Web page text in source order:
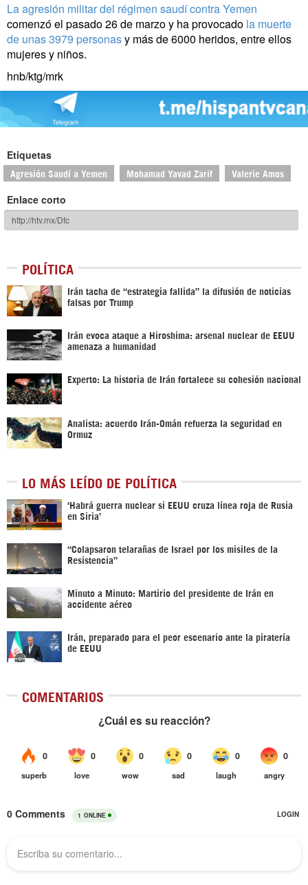
La agresión militar del régimen saudí contra Yemen
comenzó el pasado 26 de marzoy ha provocado la muerte
de unas 3979 personasy más de 6000 heridos, entre ellos
mujeres y niños.
hnb/ktg/mrk
Etiquetas
Agresión Saudí a Yemen Mohamad Yavad Zarif Valerie Amos
Enlace corto
POLÍTICA
Irán tacha de “estrategia fallida” la difusión de noticias
falsas por Trump
Irán evoca ataque a Hiroshima: arsenal nuclear de EEUU
amenaza a humanidad
Experto: La historia de Irán fortalece su cohesión nacional
Analista: acuerdo Irán-Omán refuerza la seguridad en
Ormuz
LO MÁS LEÍDO DE POLÍTICA
‎‘Habrá guerra nuclear si EEUU cruza línea roja de Rusia
en Siria’‎
“Colapsaron telarañas de Israel por los misiles de la
Resistencia”
Minuto a Minuto: Martirio del presidente de Irán en
accidente aéreo
Irán, preparado para el peor escenario ante la piratería
de EEUU
COMENTARIOS